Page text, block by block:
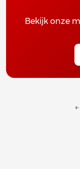
Bekijk onze